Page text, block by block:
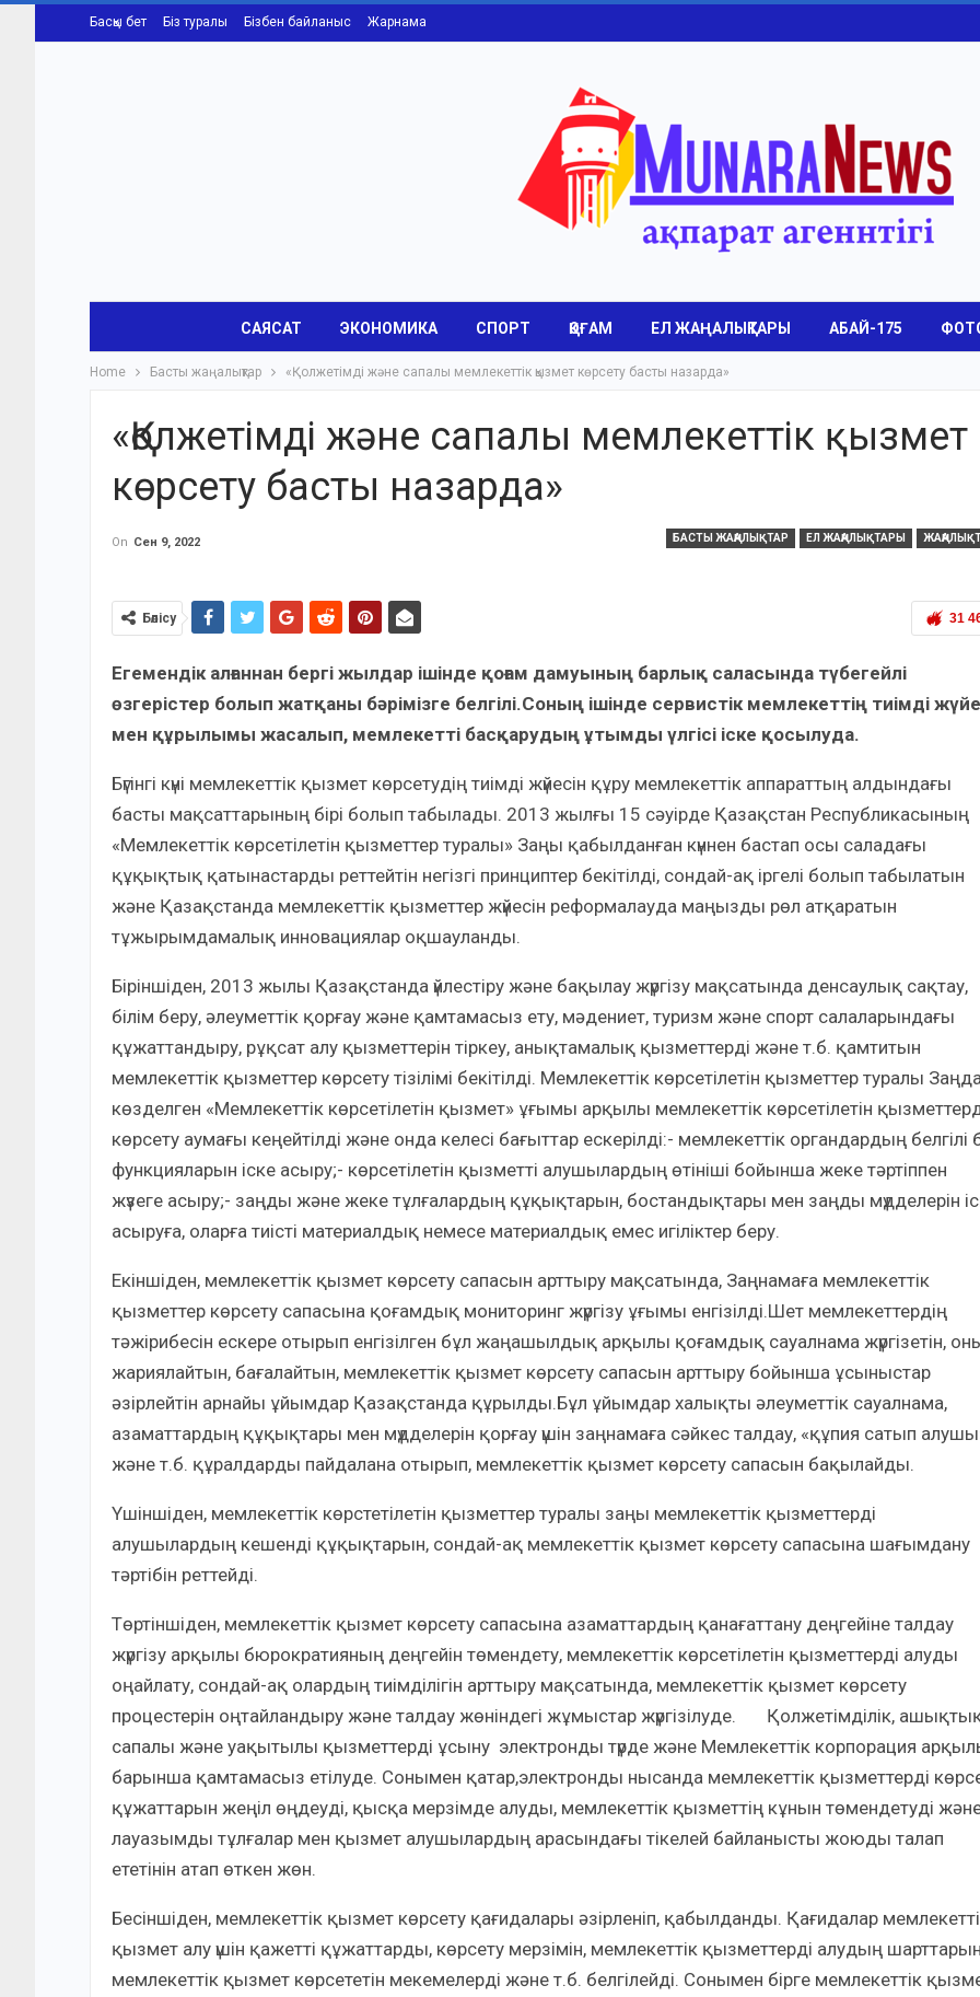
Басқы бет Біз туралы Бізбен байланыс Жарнама
САЯСАТ ЭКОНОМИКА СПОРТ ҚОҒАМ ЕЛ ЖАҢАЛЫҚТАРЫ АБАЙ-175
Home Басты жаңалықтар «Қолжетімді және сапалы мемлекеттік қызмет көрсету басты назарда»
«Қолжетімді және сапалы мемлекеттік қызмет
көрсету басты назарда»
БАСТЫ ЖАҢАЛЫҚТАР ЕЛ ЖАҢАЛЫҚТАРЫ
On Сен 9, 2022
31
Бөлісу
Егемендік алғаннан бергі жылдар ішінде қоғам дамуыны­ң барлық­ саласында түбегейлі
өзгерістер болып жатқаны бәрімізге белгілі.Соның ішінде сервистік мемлекет­тің тиімді
мен құрылымы жасалып, мемлекет­ті басқарудың ұтымды үлгісі іске қосылуда.
Бүгінгі күні мемлекеттік қызмет көрсетудің тиімді жүйесін құру мемлекеттік аппараттың алдындағы
басты мақсаттарының бірі болып табылады. 2013 жылғы 15 сәуірде Қазақстан Республикасының
«Мемлекеттік көрсетілетін қызметтер туралы» Заңы қабылданған күннен бастап осы саладағы
құқықтық қатынастарды реттейтін негiзгi принциптер бекітілді, сондай-ақ іргелі болып табылатын
және Қазақстанда мемлекеттік қызметтер жүйесін реформалауда маңызды рөл атқаратын
тұжырымдамалық инновациялар оқшауланды.
Біріншіден, 2013 жылы Қазақстанда үйлестіру және бақылау жүргізу мақсатында денсаулық сақтау,
білім беру, әлеуметтік қорғау және қамтамасыз ету, мәдениет, туризм және спорт салаларындағы
құжаттандыру, рұқсат алу қызметтерін тіркеу, анықтамалық қызметтерді және т.б. қамтитын
мемлекеттік қызметтер көрсету тізілімі бекітілді. Мемлекеттік көрсетілетін қызметтер туралы
көзделген «Мемлекеттік көрсетілетін қызмет» ұғымы арқылы мемлекеттік көрсетілетін
көрсету аумағы кеңейтілді және онда келесі бағыттар ескерілді:- мемлекеттік органдардың белгілі
функцияларын іске асыру;- көрсетілетін қызметті алушылардың өтініші бойынша жеке тәртіппен
жүзеге асыру;- заңды және жеке тұлғалардың құқықтарын, бостандықтары мен заңды мүдделерін
асыруға, оларға тиісті материалдық немесе материалдық емес игіліктер беру.
Екіншіден, мемлекеттік қызмет көрсету сапасын арттыру мақсатында, Заңнамаға мемлекеттік
қызметтер көрсету сапасына қоғамдық мониторинг жүргізу ұғымы енгізілді.Шет мемлекеттердің
тәжірибесін ескере отырып енгізілген бұл жаңашылдық арқылы қоғамдық сауалнама жүргізетін,
жариялайтын, бағалайтын, мемлекеттік қызмет көрсету сапасын арттыру бойынша ұсыныстар
әзірлейтін арнайы ұйымдар Қазақстанда құрылды.Бұл ұйымдар халықты әлеуметтік сауалнама,
азаматтардың құқықтары мен мүдделерін қорғау үшін заңнамаға сәйкес талдау, «құпия сатып
және т.б. құралдарды пайдалана отырып, мемлекеттік қызмет көрсету сапасын бақылайды.
Үшіншіден, мемлекеттік көрстетілетін қызметтер туралы заңы мемлекеттік қызметтерді
алушылардың кешенді құқықтарын, сондай-ақ мемлекеттік қызмет көрсету сапасына шағымдану
тәртібін реттейді.
Төртіншіден, мемлекеттік қызмет көрсету сапасына азаматтардың қанағаттану деңгейіне талдау
жүргізу арқылы бюрократияның деңгейін төмендету, мемлекеттік көрсетілетін қызметтерді алуды
оңайлату, сондай-ақ олардың тиімділігін арттыру мақсатында, мемлекеттік қызмет көрсету
процестерін оңтайландыру және талдау жөніндегі жұмыстар жүргізілуде. Қолжетімділік,
сапалы және уақытылы қызметтерді ұсыну электронды түрде және Мемлекеттік корпорация
барынша қамтамасыз етілуде. Сонымен қатар,электронды нысанда мемлекеттік қызметтерді
құжаттарын жеңіл өңдеуді, қысқа мерзімде алуды, мемлекеттік қызметтің кұнын төмендетуді
лауазымды тұлғалар мен қызмет алушылардың арасындағы тікелей байланысты жоюды талап
ететінін атап өткен жөн.
Бесіншіден, мемлекеттік қызмет көрсету қағидалары әзірленіп, қабылданды. Қағидалар
қызмет алу үшін қажетті құжаттарды, көрсету мерзімін, мемлекеттік қызметтерді алудың
мемлекеттік қызмет көрсететін мекемелерді және т.б. белгілейді. Сонымен бірге мемлекеттік